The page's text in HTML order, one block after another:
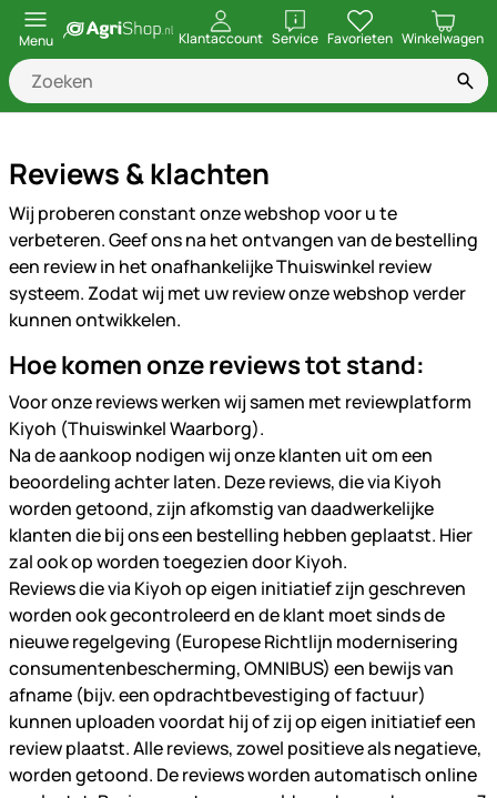
Menu Klantaccount ServiceopenenFavorieten Winkelwagen
Reviews & klachten
Wij proberen constant onze webshop voor u te
verbeteren. Geef ons na het ontvangen van de bestelling
een review in het onafhankelijke Thuiswinkel review
systeem. Zodat wij met uw review onze webshop verder
kunnen ontwikkelen.
Hoe komen onze reviews tot stand:
Voor onze reviews werken wij samen met reviewplatform
Kiyoh (Thuiswinkel Waarborg).
Na de aankoop nodigen wij onze klanten uit om een
beoordeling achter laten. Deze reviews, die via Kiyoh
worden getoond, zijn afkomstig van daadwerkelijke
klanten die bij ons een bestelling hebben geplaatst. Hier
zal ook op worden toegezien door Kiyoh.
Reviews die via Kiyoh op eigen initiatief zijn geschreven
worden ook gecontroleerd en de klant moet sinds de
nieuwe regelgeving (Europese Richtlijn modernisering
consumentenbescherming, OMNIBUS) een bewijs van
afname (bijv. een opdrachtbevestiging of factuur)
kunnen uploaden voordat hij of zij op eigen initiatief een
review plaatst. Alle reviews, zowel positieve als negatieve,
worden getoond. De reviews worden automatisch online